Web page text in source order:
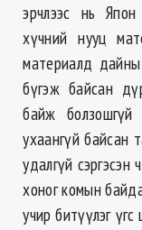
эрчлээс нь
хүчний нууц
материалд
бүгэж байсан
байж
ухаангүй байсан
удалгүй сэргэсэн
хоног комын
учир битүүлэг